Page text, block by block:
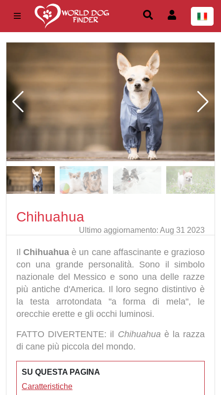
Chihuahua
Ultimo aggiornamento: Aug 31 2023
IlChihuahua è un cane affascinante e grazioso
con una grande personalità. Sono il simbolo
nazionale del Messico e sono una delle razze
più antiche d'America. Il loro segno distintivo è
la testa arrotondata "a forma di mela", le
orecchie erette e gli occhi luminosi.
FATTO DIVERTENTE: il Chihuahua è la razza
di cane più piccola del mondo.
SU QUESTA PAGINA
Caratteristiche